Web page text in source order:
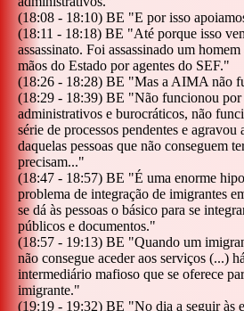
(18:08 - 18:10) BE "E por isso
(18:11 - 18:18) BE "Até porque isso
assassinato. Foi assassinado um
mãos do Estado por agentes do SEF."
(18:26 - 18:28) BE "Mas a AIMA não
(18:29 - 18:39) BE "Não funcionou por
administrativos e burocráticos, não
série de processos pendentes e agravou
daquelas pessoas que não conseguem
precisam..."
(18:47 - 18:57) BE "É uma enorme
problema de integração de imigrantes
se dá às pessoas o básico para se
públicos e documentos."
(18:57 - 19:13) BE "Quando um
não consegue aceder aos serviços (...)
intermediário mafioso que se oferece
imigrante."
(19:19 - 19:32) BE "No dia a seguir às